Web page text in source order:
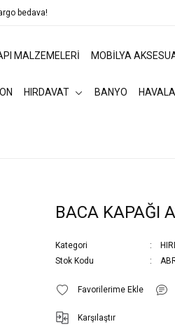
bedava!
MALZEMELERİ MOBİLYA
HIRDAVAT BANYO
BACA KAPAĞI
Kategori
Stok Kodu
Karşılaştır